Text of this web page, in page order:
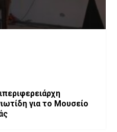
Μουσείο